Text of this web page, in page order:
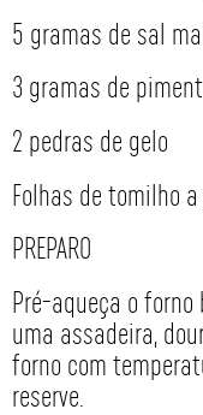
5 gramas de sal
3 gramas de
2 pedras de gelo
Folhas de tomilho
PREPARO
Pré-aqueça o
uma assadeira,
forno com
reserve.